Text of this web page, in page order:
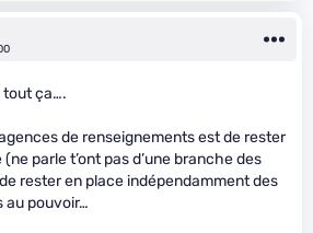
tout ça….
de renseignements est de rester
parle t’ont pas d’une branche des
rester en place indépendamment des
au pouvoir…